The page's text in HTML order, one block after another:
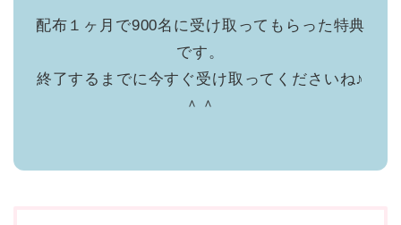
配布１ヶ月で900名に受け取ってもらった特典
です。
終了するまでに今すぐ受け取ってくださいね♪
＾＾